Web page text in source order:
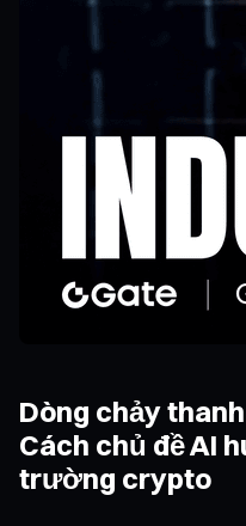
Dòng chảy
Cách chủ đề AI
trường crypto